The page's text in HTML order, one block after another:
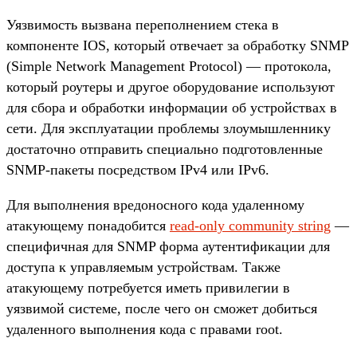
Уязвимость вызвана переполнением стека в
компоненте IOS, который отвечает за обработку SNMP
(Simple Network Management Protocol) — протокола,
который роутеры и другое оборудование используют
для сбора и обработки информации об устройствах в
сети. Для эксплуатации проблемы злоумышленнику
достаточно отправить специально подготовленные
SNMP-пакеты посредством IPv4 или IPv6.
Для выполнения вредоносного кода удаленному
атакующему понадобится read-only community string —
специфичная для SNMP форма аутентификации для
доступа к управляемым устройствам. Также
атакующему потребуется иметь привилегии в
уязвимой системе, после чего он сможет добиться
удаленного выполнения кода с правами root.